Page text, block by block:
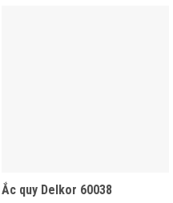
Ắc quy Delkor 60038